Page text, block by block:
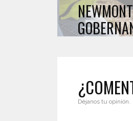
Déjanos tu opinión.